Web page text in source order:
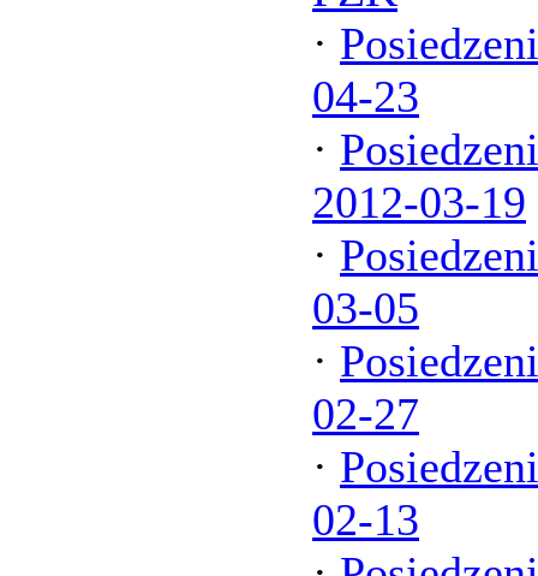
·
04-23
·
2012-03-19
·
03-05
·
02-27
·
02-13